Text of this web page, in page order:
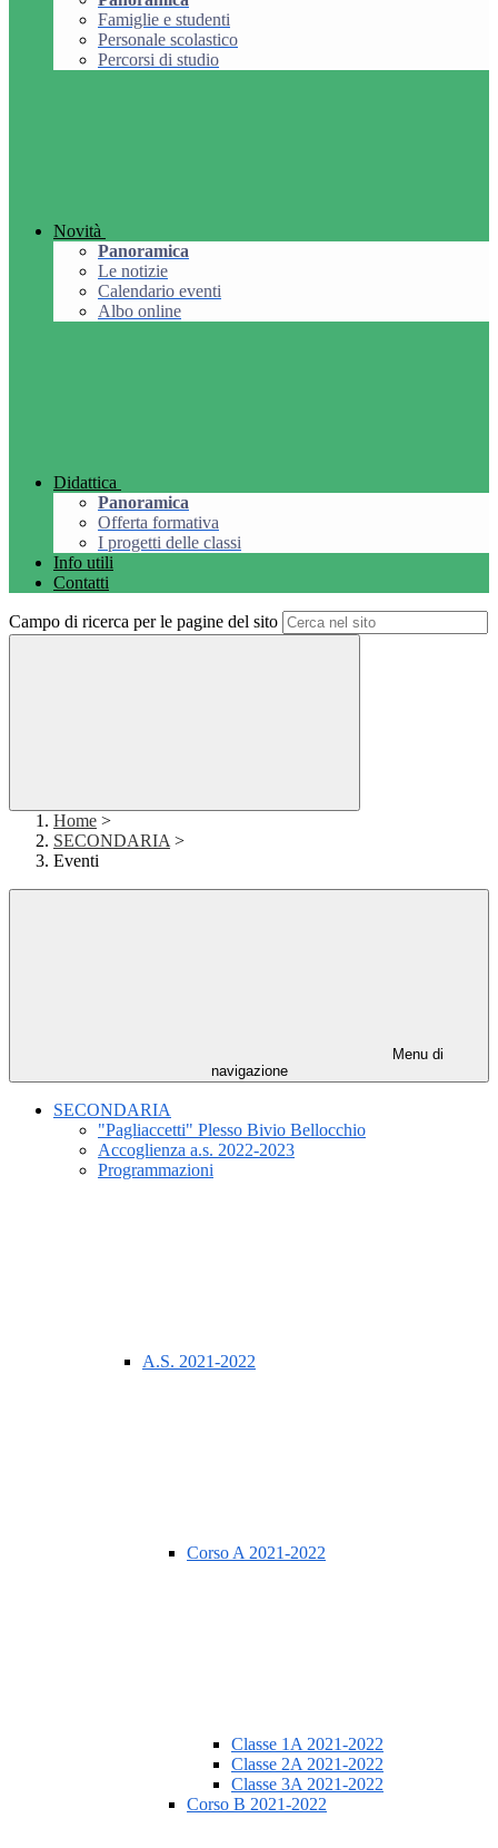
Famiglie e studenti
Personale scolastico
Percorsi di studio
Novità
Panoramica
Le notizie
Calendario eventi
Albo online
Didattica
Panoramica
Offerta formativa
I progetti delle classi
Info utili
Contatti
Campo di ricerca per le pagine del sito
Home >
SECONDARIA >
Eventi
Menu di
navigazione
SECONDARIA
"Pagliaccetti" Plesso Bivio Bellocchio
Accoglienza a.s. 2022-2023
Programmazioni
A.S. 2021-2022
Corso A 2021-2022
Classe 1A 2021-2022
Classe 2A 2021-2022
Classe 3A 2021-2022
Corso B 2021-2022